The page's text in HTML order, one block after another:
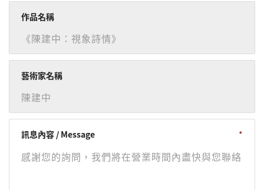
作品名稱
藝術家名稱
訊息內容 / Message